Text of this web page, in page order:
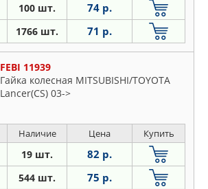
100 шт. 74 р.
1766 шт. 71 р.
FEBI 11939
Гайка колесная MITSUBISHI/TOYOTA
Lancer(CS) 03->
Наличие Цена Купить
19 шт. 82 р.
544 шт. 75 р.